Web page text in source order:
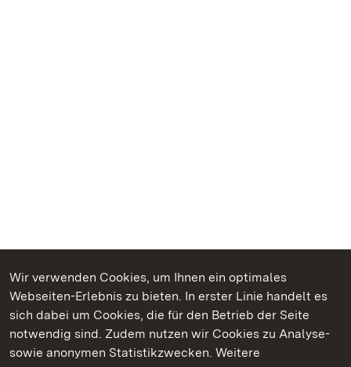
Wir verwenden Cookies, um Ihnen ein optimales
Webseiten-Erlebnis zu bieten. In erster Linie handelt es
sich dabei um Cookies, die für den Betrieb der Seite
notwendig sind. Zudem nutzen wir Cookies zu Analyse-
sowie anonymen Statistikzwecken. Weitere
Kommen. Staunen. Genießen.